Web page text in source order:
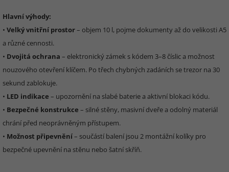
Hlavní výhody:
• Velký vnitřní prostor– objem 10 l, pojme dokumenty až do velikosti A5
a různé cennosti.
• Dvojitá ochrana – elektronický zámek s kódem 3–8 číslic a možnost
nouzového otevření klíčem. Po třech chybných zadáních se trezor na 30
sekund zablokuje.
• LED indikace – upozornění na slabé baterie a aktivní blokaci kódu.
• Bezpečné konstrukce – silné stěny, masivní dveře a odolný materiál
chrání před neoprávněným přístupem.
• Možnost připevnění– součástí balení jsou 2 montážní kolíky pro
bezpečné upevnění na stěnu nebo šatní skříň.